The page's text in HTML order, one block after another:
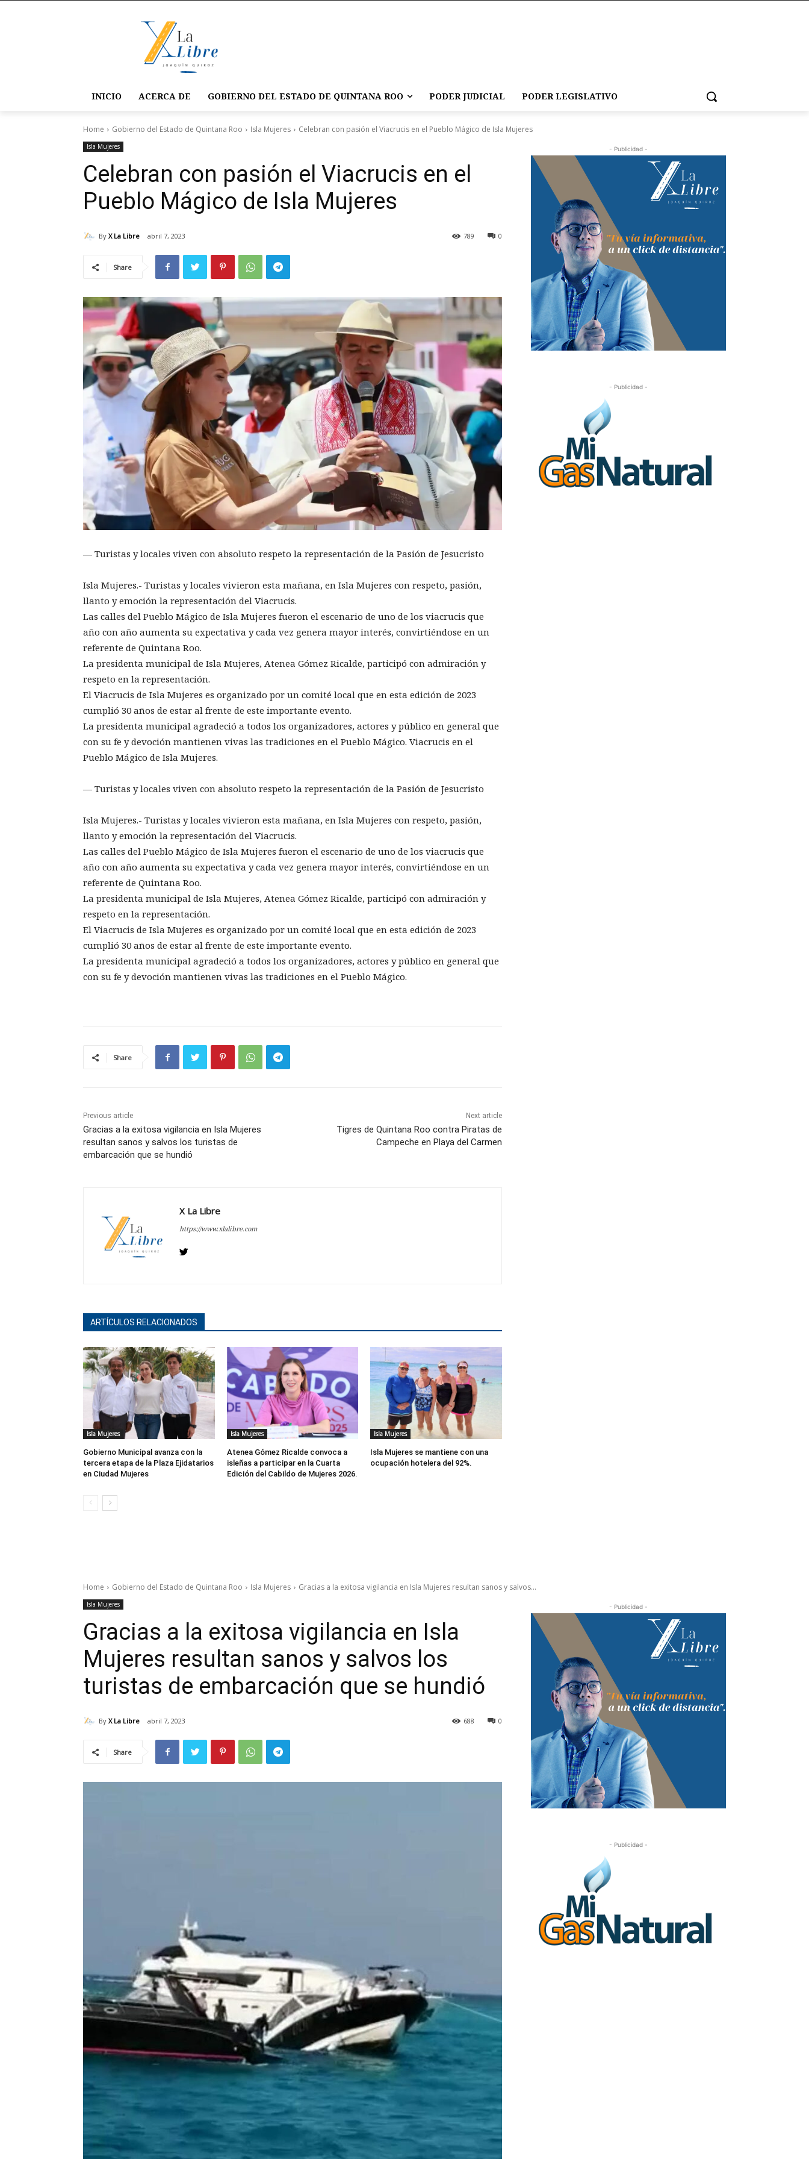
INICIO ACERCA DE GOBIERNO DEL ESTADO DE QUINTANA ROO PODER JUDICIAL PODER LEGISLATIVO
Home Gobierno del Estado de Quintana Roo Isla Mujeres Celebran con pasión el Viacrucis en el Pueblo Mágico de Isla Mujeres
Isla Mujeres
Celebran con pasión el Viacrucis en el
Pueblo Mágico de Isla Mujeres
By X La Libre abril 7, 2023 0
789
Share
— Turistas y locales viven con absoluto respeto la representación de la Pasión de Jesucristo
Isla Mujeres.- Turistas y locales vivieron esta mañana, en Isla Mujeres con respeto, pasión,
llanto y emoción la representación del Viacrucis.
Las calles del Pueblo Mágico de Isla Mujeres fueron el escenario de uno de los viacrucis que
año con año aumenta su expectativa y cada vez genera mayor interés, convirtiéndose en un
referente de Quintana Roo.
La presidenta municipal de Isla Mujeres, Atenea Gómez Ricalde, participó con admiración y
respeto en la representación.
El Viacrucis de Isla Mujeres es organizado por un comité local que en esta edición de 2023
cumplió 30 años de estar al frente de este importante evento.
La presidenta municipal agradeció a todos los organizadores, actores y público en general que
con su fe y devoción mantienen vivas las tradiciones en el Pueblo Mágico. Viacrucis en el
Pueblo Mágico de Isla Mujeres.
— Turistas y locales viven con absoluto respeto la representación de la Pasión de Jesucristo
Isla Mujeres.- Turistas y locales vivieron esta mañana, en Isla Mujeres con respeto, pasión,
llanto y emoción la representación del Viacrucis.
Las calles del Pueblo Mágico de Isla Mujeres fueron el escenario de uno de los viacrucis que
año con año aumenta su expectativa y cada vez genera mayor interés, convirtiéndose en un
referente de Quintana Roo.
La presidenta municipal de Isla Mujeres, Atenea Gómez Ricalde, participó con admiración y
respeto en la representación.
El Viacrucis de Isla Mujeres es organizado por un comité local que en esta edición de 2023
cumplió 30 años de estar al frente de este importante evento.
La presidenta municipal agradeció a todos los organizadores, actores y público en general que
con su fe y devoción mantienen vivas las tradiciones en el Pueblo Mágico.
Share
Previous article
Gracias a la exitosa vigilancia en Isla Mujeres
resultan sanos y salvos los turistas de
embarcación que se hundió
Next article
Tigres de Quintana Roo contra Piratas de
Campeche en Playa del Carmen
X La Libre
https://www.xlalibre.com
ARTÍCULOS RELACIONADOS
Isla Mujeres
Gobierno Municipal avanza con la
tercera etapa de la Plaza Ejidatarios
en Ciudad Mujeres
Isla Mujeres
Atenea Gómez Ricalde convoca a
isleñas a participar en la Cuarta
Edición del Cabildo de Mujeres 2026.
Isla Mujeres
Isla Mujeres se mantiene con una
ocupación hotelera del 92%.
- Publicidad -
- Publicidad -